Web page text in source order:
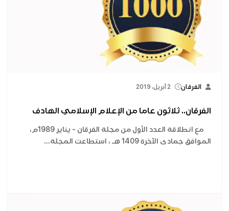
الفرقان 2 أبريل، 2019
الفرقان.. ثلاثون عاما من الإعلام الإسلامي الهادف
مع انطلاقة العدد الأول من مجلة الفرقان - يناير 1989م،
الموافق جمادى الآخرة 1409 هـ ، استطاعت المجلة...